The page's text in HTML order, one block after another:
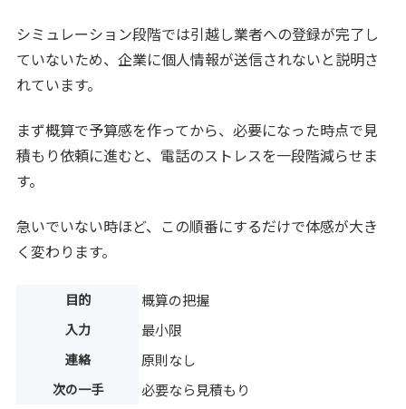
シミュレーション段階では引越し業者への登録が完了し
ていないため、企業に個人情報が送信されないと説明さ
れています。
まず概算で予算感を作ってから、必要になった時点で見
積もり依頼に進むと、電話のストレスを一段階減らせま
す。
急いでいない時ほど、この順番にするだけで体感が大き
く変わります。
目的 概算の把握
入力 最小限
連絡 原則なし
次の一手 必要なら見積もり